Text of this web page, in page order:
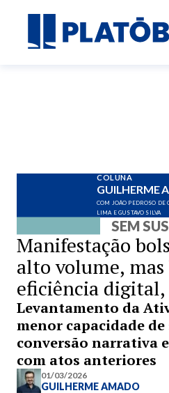
COLUNA
GUILHERME
COM JOÃO PEDROSO DE
LIMA E GUSTAVO SILVA
SEM
Manifestação
alto volume,
eficiência digital,
Levantamento da
menor capacidade
conversão narrativa
com atos anteriores
01/03/2026
GUILHERME AMADO